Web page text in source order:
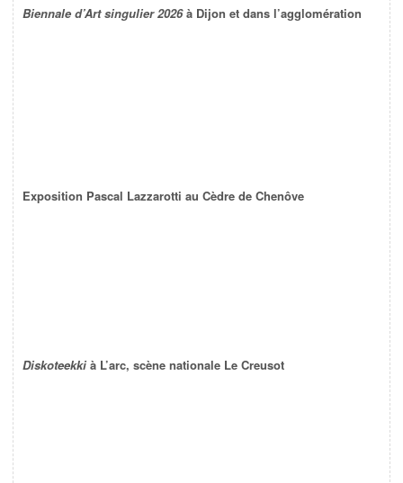
Biennale d’Art singulier 2026à Dijon et dans l’agglomération
Exposition Pascal Lazzarotti au Cèdre de Chenôve
Diskoteekki à L’arc, scène nationale Le Creusot